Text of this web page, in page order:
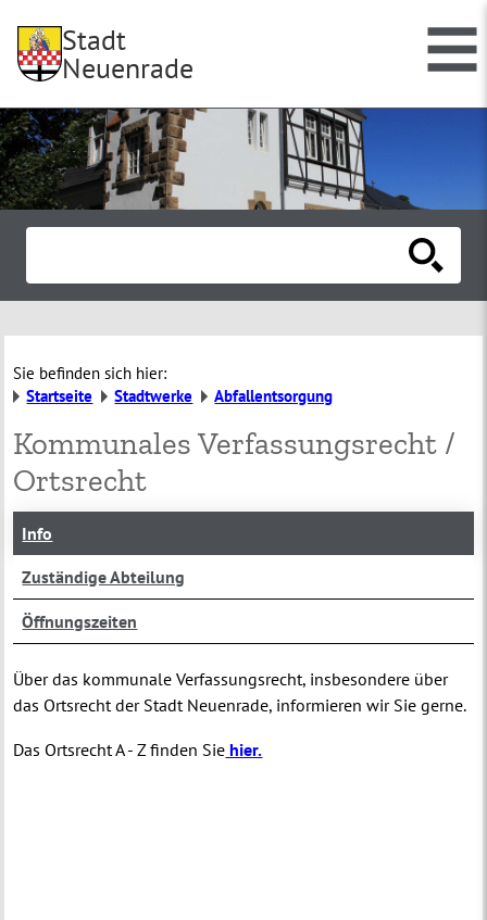
Stadt
Neuenrade
Sie befinden sich hier:
Startseite
Stadtwerke Abfallentsorgung
Kommunales Verfassungsrecht /
Ortsrecht
Info
Zuständige Abteilung
Öffnungszeiten
Über das kommunale Verfassungsrecht, insbesondere über
das Ortsrecht der Stadt Neuenrade, informieren wir Sie gerne.
Das Ortsrecht A - Z finden Sie hier.